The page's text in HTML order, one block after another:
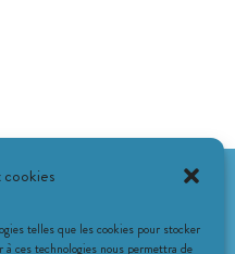
telles que les cookies pour stocker
ces technologies nous permettra de